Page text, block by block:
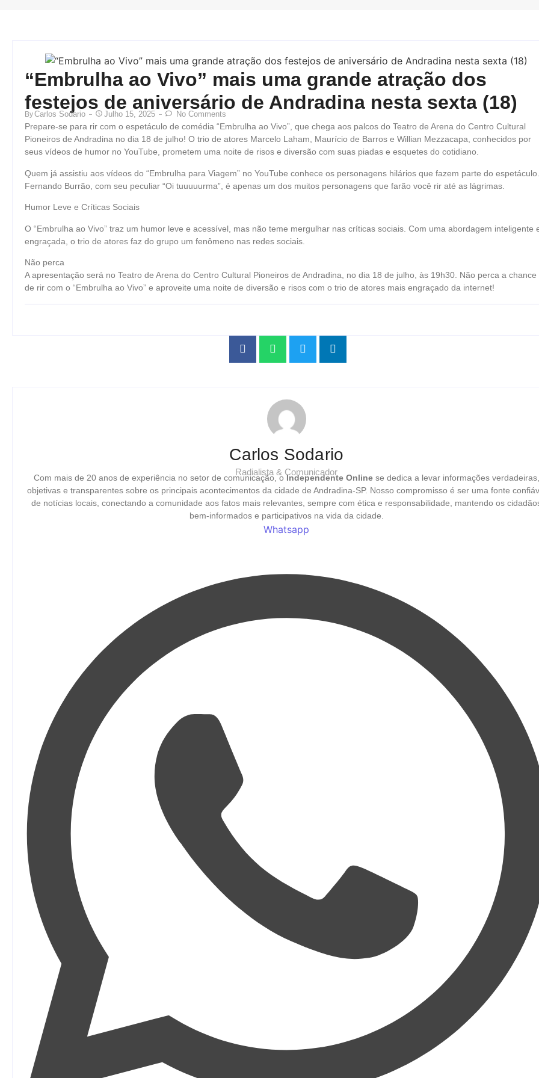
“Embrulha ao Vivo” mais uma grande atração dos
festejos de aniversário de Andradina nesta sexta (18)
ByCarlos Sodario Julho 15, 2025 No Comments
Prepare-se para rir com o espetáculo de comédia “Embrulha ao Vivo”, que chega aos palcos do Teatro de Arena do Centro Cultural
Pioneiros de Andradina no dia 18 de julho! O trio de atores Marcelo Laham, Maurício de Barros e Willian Mezzacapa, conhecidos por
seus vídeos de humor no YouTube, prometem uma noite de risos e diversão com suas piadas e esquetes do cotidiano.
Quem já assistiu aos vídeos do “Embrulha para Viagem” no YouTube conhece os personagens hilários que fazem parte do espetáculo.
Fernando Burrão, com seu peculiar “Oi tuuuuurma”, é apenas um dos muitos personagens que farão você rir até as lágrimas.
Humor Leve e Críticas Sociais
O “Embrulha ao Vivo” traz um humor leve e acessível, mas não teme mergulhar nas críticas sociais. Com uma abordagem inteligente
engraçada, o trio de atores faz do grupo um fenômeno nas redes sociais.
Não perca
A apresentação será no Teatro de Arena do Centro Cultural Pioneiros de Andradina, no dia 18 de julho, às 19h30. Não perca a chance
de rir com o “Embrulha ao Vivo” e aproveite uma noite de diversão e risos com o trio de atores mais engraçado da internet!
Carlos Sodario
Radialista & Comunicador
Com mais de 20 anos de experiência no setor de comunicação, o Independente Onlinese dedica a levar informações verdadeiras,
objetivas e transparentes sobre os principais acontecimentos da cidade de Andradina-SP. Nosso compromisso é ser uma fonte
de notícias locais, conectando a comunidade aos fatos mais relevantes, sempre com ética e responsabilidade, mantendo os
bem-informados e participativos na vida da cidade.
Whatsapp